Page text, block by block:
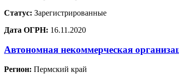
Статус: Зарегистрированные
Дата ОГРН: 16.11.2020
Автономная некоммерческая
Регион: Пермский край